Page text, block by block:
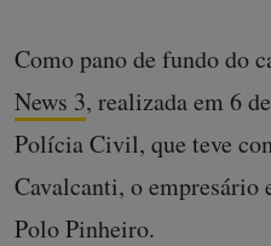
Como pano de fundo do
News 3, realizada em 6
Polícia Civil, que teve
Cavalcanti, o
Polo Pinheiro.